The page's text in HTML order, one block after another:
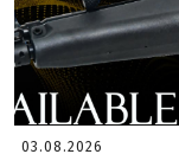
03.08.2026